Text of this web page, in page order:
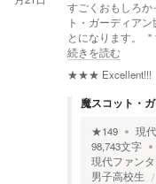
すごくおもしろか
ト・ガーディア
とになります。
続きを読む
★★★ Excellent!!!
魔スコット・
★149 現
98,743文字
現代ファン
男子高校生